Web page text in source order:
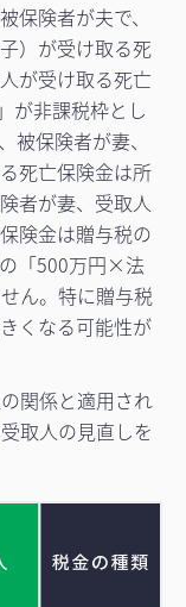
保険者が夫で、
）が受け取る死
が受け取る死亡
が非課税枠とし
保険者が妻、
死亡保険金は所
者が妻、受取人
険金は贈与税の
「500万円×法
ん。特に贈与税
くなる可能性が
関係と適用され
取人の見直しを